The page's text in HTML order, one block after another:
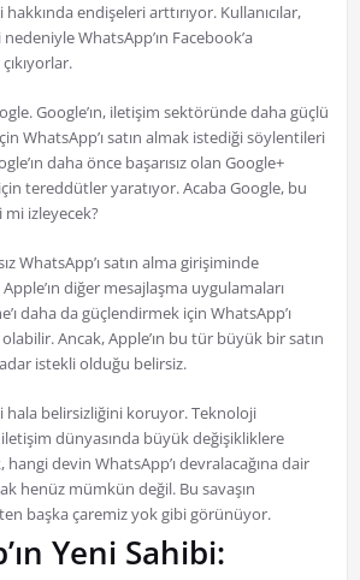
hakkında endişeleri arttırıyor. Kullanıcılar,
WhatsApp’ın Facebook’a
Google’ın, iletişim sektöründe daha güçlü
WhatsApp’ı satın almak istediği söylentileri
daha önce başarısız olan Google+
tereddütler yaratıyor. Acaba Google, bu
izleyecek?
WhatsApp’ı satın alma girişiminde
diğer mesajlaşma uygulamaları
daha da güçlendirmek için WhatsApp’ı
olabilir. Ancak, Apple’ın bu tür büyük bir satın
istekli olduğu belirsiz.
hala belirsizliğini koruyor. Teknoloji
dünyasında büyük değişikliklere
devin WhatsApp’ı devralacağına dair
henüz mümkün değil. Bu savaşın
başka çaremiz yok gibi görünüyor.
Yeni Sahibi: